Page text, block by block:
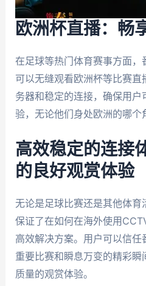
欧洲杯直播：畅
在足球等热门体育赛事方面，
可以无缝观看欧洲杯等比赛
务器和稳定的连接，确保用
验，无论他们身处欧洲的哪个
高效稳定的连接
的良好观赏体验
无论是足球比赛还是其他体
保证了在如何在海外使用
高效解决方案。用户可以信
重要比赛和瞬息万变的精彩
质量的观赏体验。